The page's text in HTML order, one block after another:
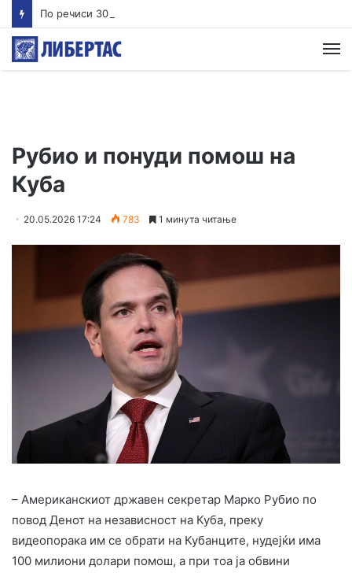
Рубио и понуди помош на
Куба
20.05.2026 17:24 783 1 минута читање
– Американскиот државен секретар Марко Рубио по
повод Денот на независност на Куба, преку
видеопорака им се обрати на Кубанците, нудејќи има
100 милиони долари помош, а при тоа ја обвини